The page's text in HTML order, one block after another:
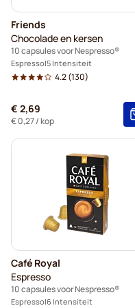
Friends
Chocolade en kersen
10 capsules voor Nespresso®
Espresso 5 Intensiteit
4.2(130)
€ 2,69
€ 0,27/ kop
Café Royal
Espresso
10 capsules voor Nespresso®
Espresso 6 Intensiteit